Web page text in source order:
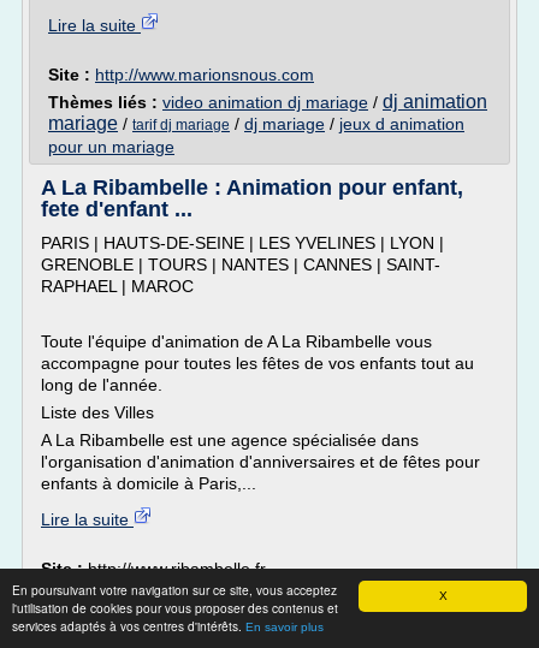
X
En poursuivant votre navigation sur ce site, vous acceptez
l'utilisation de cookies pour vous proposer des contenus et
services adaptés à vos centres d'intérêts. En savoir plus
Lire la suite
Site : http://www.marionsnous.com
Thèmes liés : video animation dj mariage / dj animation
mariage / tarif dj mariage / dj mariage / jeux d animation
pour un mariage
A La Ribambelle : Animation pour enfant,
fete d'enfant ...
PARIS | HAUTS-DE-SEINE | LES YVELINES | LYON |
GRENOBLE | TOURS | NANTES | CANNES | SAINT-
RAPHAEL | MAROC
Toute l'équipe d'animation de A La Ribambelle vous
accompagne pour toutes les fêtes de vos enfants tout au
long de l'année.
Liste des Villes
A La Ribambelle est une agence spécialisée dans
l'organisation d'animation d'anniversaires et de fêtes pour
enfants à domicile à Paris,...
Lire la suite
Site :http://www.ribambelle.fr
Thèmes liés :organiser une fete d'anniversaire
de mariage/fete d'anniversaire de mariage